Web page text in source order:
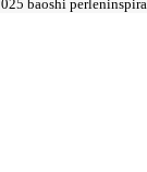
baoshi